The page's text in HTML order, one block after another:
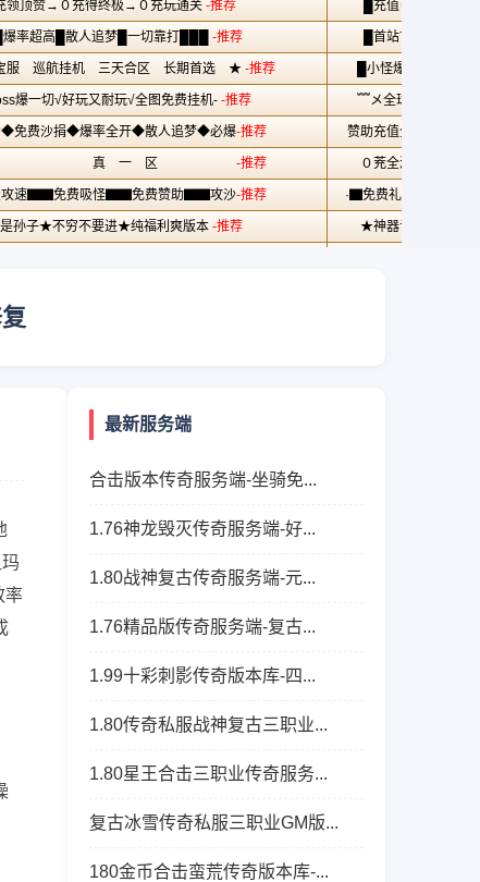
率
最新服务端
合击版本传奇服务端-坐骑免...
1.76神龙毁灭传奇服务端-好...
1.80战神复古传奇服务端-元...
1.76精品版传奇服务端-复古...
1.99十彩刺影传奇版本库-四...
1.80传奇私服战神复古三职业...
1.80星王合击三职业传奇服务...
复古冰雪传奇私服三职业GM版...
180金币合击蛮荒传奇版本库-...